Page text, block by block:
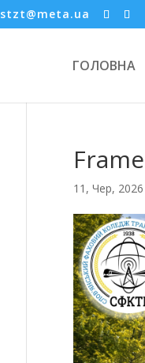
stzt@meta.ua
ГОЛОВНА
11, Чер, 2026